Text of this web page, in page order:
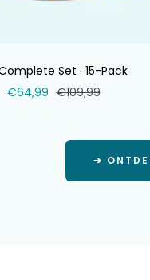
Set · 15-Pack
Verkoopprijs
€64,99 Normale
€109,99
➔